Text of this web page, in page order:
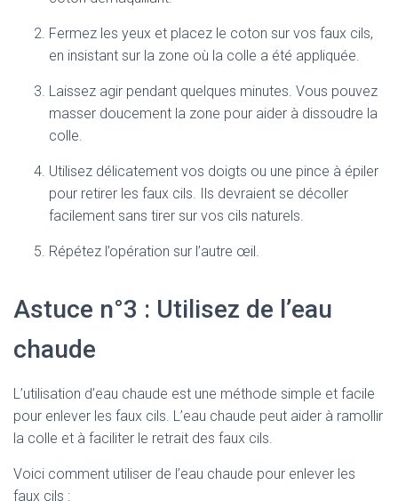
Fermez les yeux et placez le coton sur vos faux cils,
en insistant sur la zone où la colle a été appliquée.
Laissez agir pendant quelques minutes. Vous pouvez
masser doucement la zone pour aider à dissoudre la
colle.
Utilisez délicatement vos doigts ou une pince à épiler
pour retirer les faux cils. Ils devraient se décoller
facilement sans tirer sur vos cils naturels.
Répétez l’opération sur l’autre œil.
Astuce n°3 : Utilisez de l’eau
chaude
L’utilisation d’eau chaude est une méthode simple et facile
pour enlever les faux cils. L’eau chaude peut aider à ramollir
la colle et à faciliter le retrait des faux cils.
Voici comment utiliser de l’eau chaude pour enlever les
faux cils :